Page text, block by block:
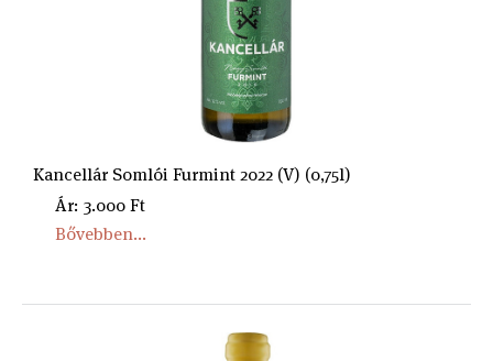
Kancellár Somlói Furmint 2022 (V) (0,75l)
Ár: 3.000 Ft
Bővebben...